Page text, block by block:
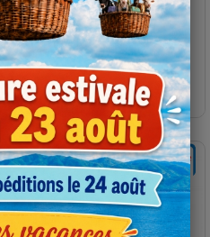
Demander un devis